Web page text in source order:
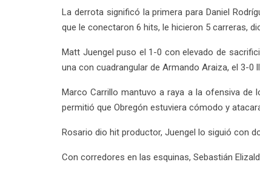
La derrota significó la primera para Daniel
que le conectaron 6 hits, le hicieron 5 carreras,
Matt Juengel puso el 1-0 con elevado de
una con cuadrangular de Armando Araiza, el 3-
Marco Carrillo mantuvo a raya a la ofensiva de
permitió que Obregón estuviera cómodo y
Rosario dio hit productor, Juengel lo siguió con
Con corredores en las esquinas, Sebastián